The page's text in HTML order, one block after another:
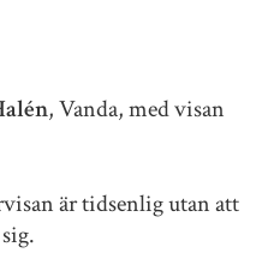
, Vanda, med visan
är tidsenlig utan att